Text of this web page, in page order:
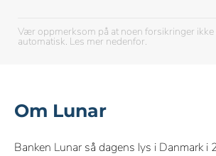
Vær oppmerksom på at noen forsikringer
automatisk. Les mer nedenfor.
Om Lunar
Banken Lunar så dagens lys i Danmark i